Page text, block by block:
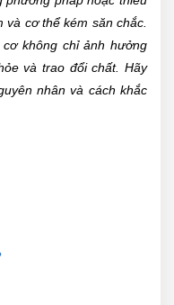
và cơ thể kém săn chắc.
không chỉ ảnh hưởng
và trao đổi chất. Hãy
nhân và cách khắc